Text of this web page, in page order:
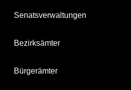
Senatsverwaltungen
Bezirksämter
Bürgerämter